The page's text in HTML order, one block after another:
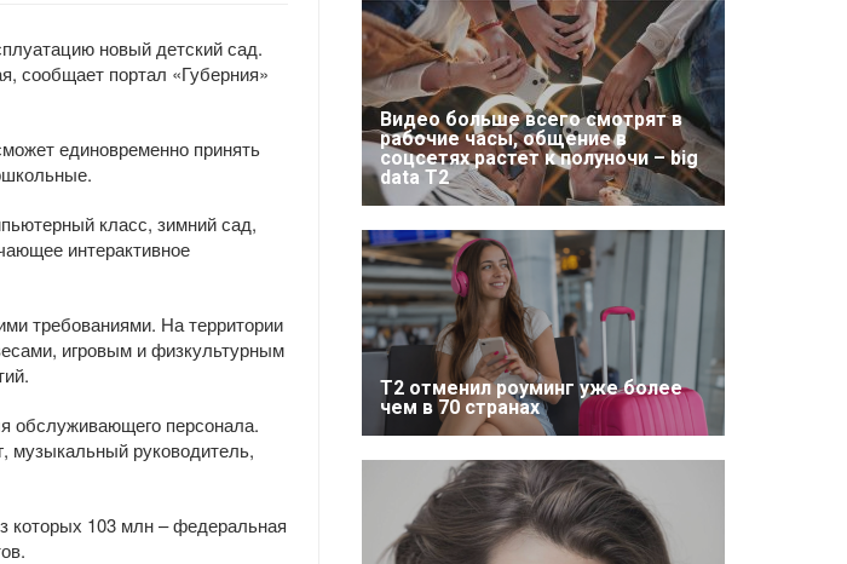
новый детский сад.
сообщает портал «Губерния»
единовременно принять
класс, зимний сад,
интерактивное
требованиями. На территории
игровым и физкультурным
обслуживающего персонала.
музыкальный руководитель,
которых 103 млн – федеральная
Видео больше всего смотрят в
рабочие часы, общение в
соцсетях растет к полуночи – big
data T2
Т2 отменил роуминг уже более
чем в 70 странах